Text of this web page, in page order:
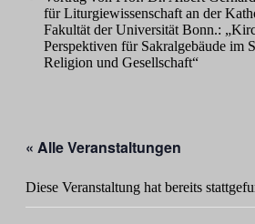
für Liturgiewissenschaft an der
Fakultät der Universität Bonn.:
Perspektiven für Sakralgebäude im
Religion und Gesellschaft“
« Alle Veranstaltungen
Diese Veranstaltung hat bereits